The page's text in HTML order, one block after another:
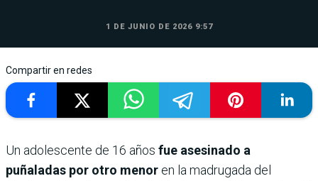
1 DE JUNIO DE 2026 9:57
Compartir en redes
Un adolescente de 16 años fue asesinado a
puñaladas por otro menor en la madrugada del